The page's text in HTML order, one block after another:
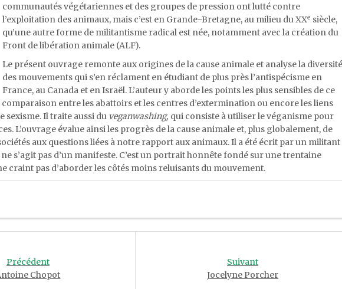
communautés végétariennes et des groupes de pression ont lutté contre
l’exploitation des animaux, mais c’est en Grande-Bretagne, au milieu du XXe siècle,
qu’une autre forme de militantisme radical est née, notamment avec la création du
Front de libération animale (ALF).
Le présent ouvrage remonte aux origines de la cause animale et analyse la diversité
des mouvements qui s’en réclament en étudiant de plus près l’antispécisme en
France, au Canada et en Israël. L’auteur y aborde les points les plus sensibles de ce
comparaison entre les abattoirs et les centres d’extermination ou encore les liens
sexisme. Il traite aussi du veganwashing, qui consiste à utiliser le véganisme pour
L’ouvrage évalue ainsi les progrès de la cause animale et, plus globalement, de
aux questions liées à notre rapport aux animaux. Il a été écrit par un militant
s’agit pas d’un manifeste. C’est un portrait honnête fondé sur une trentaine
craint pas d’aborder les côtés moins reluisants du mouvement.
Précédent
Chopot
Suivant
Jocelyne Porcher